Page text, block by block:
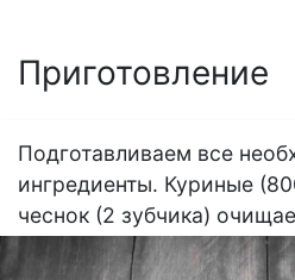
Приготовление
Подготавливаем все
ингредиенты. Куриные
чеснок (2 зубчика)